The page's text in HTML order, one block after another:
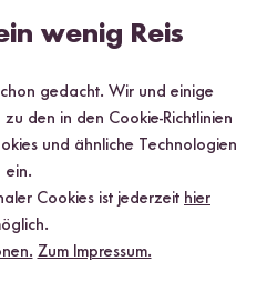
sichern
Anmeldung zum Newsletter
wenig Reis
gedacht. Wir und einige
zu den in den Cookie-Richtlinien
und ähnliche Technologien
ein.
Cookies ist jederzeit hier
Zum Impressum.